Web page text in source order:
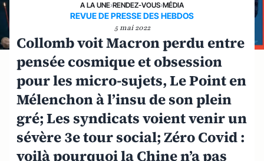
A LA UNE›RENDEZ-VOUS›MÉDIA
REVUE DE PRESSE DES HEBDOS
5 mai 2022
Collomb voit Macron perdu entre
pensée cosmique et obsession
pour les micro-sujets, Le Point en
Mélenchon à l’insu de son plein
gré; Les syndicats voient venir un
sévère 3e tour social; Zéro Covid :
voilà pourquoi la Chine n’a pas